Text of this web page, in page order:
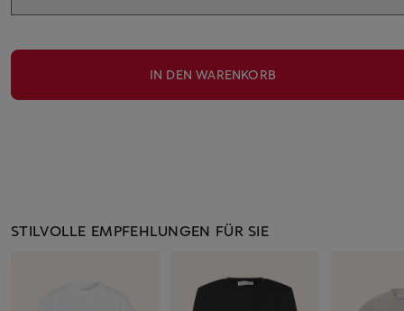
IN DEN WARENKORB
STILVOLLE EMPFEHLUNGEN FÜR SIE